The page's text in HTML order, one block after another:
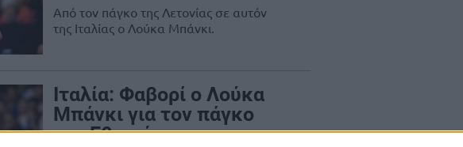
Από τον πάγκο της Λετονίας σε αυτόν
της Ιταλίας ο Λούκα Μπάνκι.
Ιταλία: Φαβορί ο Λούκα
Μπάνκι για τον πάγκο
της Εθνικής